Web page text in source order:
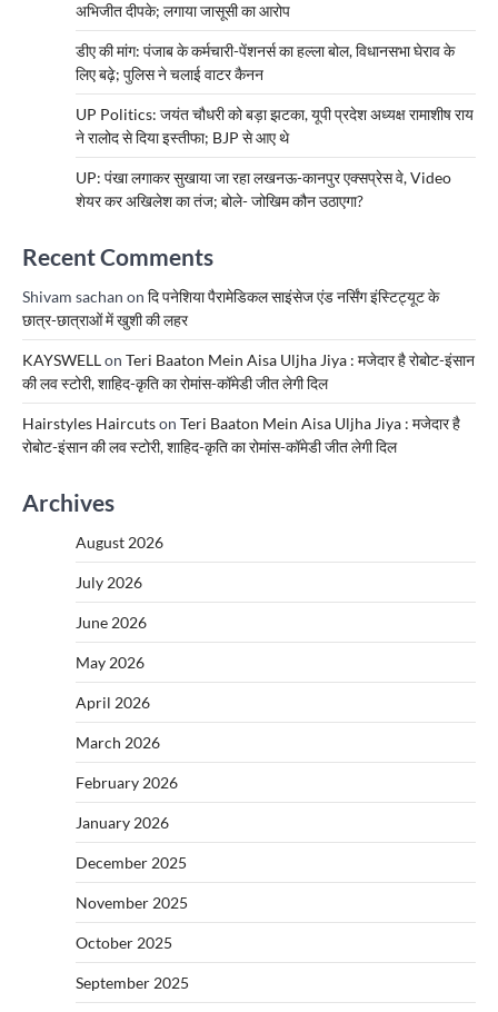
अभिजीत दीपके; लगाया जासूसी का आरोप
डीए की मांग: पंजाब के कर्मचारी-पेंशनर्स का हल्ला बोल, विधानसभा घेराव के
लिए बढ़े; पुलिस ने चलाई वाटर कैनन
UP Politics: जयंत चौधरी को बड़ा झटका, यूपी प्रदेश अध्यक्ष रामाशीष राय
ने रालोद से दिया इस्तीफा; BJP से आए थे
UP: पंखा लगाकर सुखाया जा रहा लखनऊ-कानपुर एक्सप्रेस वे, Video
शेयर कर अखिलेश का तंज; बोले- जोखिम कौन उठाएगा?
Recent Comments
Shivam sachan on दि पनेशिया पैरामेडिकल साइंसेज एंड नर्सिंग इंस्टिट्यूट के
छात्र-छात्राओं में खुशी की लहर
KAYSWELLon Teri Baaton Mein Aisa Uljha Jiya : मजेदार है रोबोट-इंसान
की लव स्टोरी, शाहिद-कृति का रोमांस-कॉमेडी जीत लेगी दिल
Hairstyles Haircutson Teri Baaton Mein Aisa Uljha Jiya : मजेदार है
रोबोट-इंसान की लव स्टोरी, शाहिद-कृति का रोमांस-कॉमेडी जीत लेगी दिल
Archives
August 2026
July 2026
June 2026
May 2026
April 2026
March 2026
February 2026
January 2026
December 2025
November 2025
October 2025
September 2025